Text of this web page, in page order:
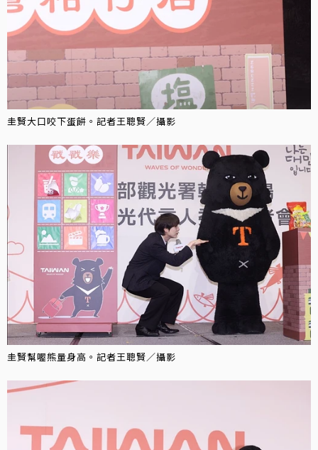
圭賢大口咬下蛋餅。記者王聰賢／攝影
圭賢幫喔熊量身高。記者王聰賢／攝影